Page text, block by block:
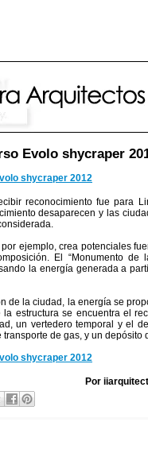
Evolo shycraper
reconocimiento fue para
desaparecen y las
ejemplo, crea potenciales
El “Monumento
la energía generada a
de la ciudad, la energía se
estructura se encuentra el
un vertedero temporal y el
transporte de gas, y un
Por